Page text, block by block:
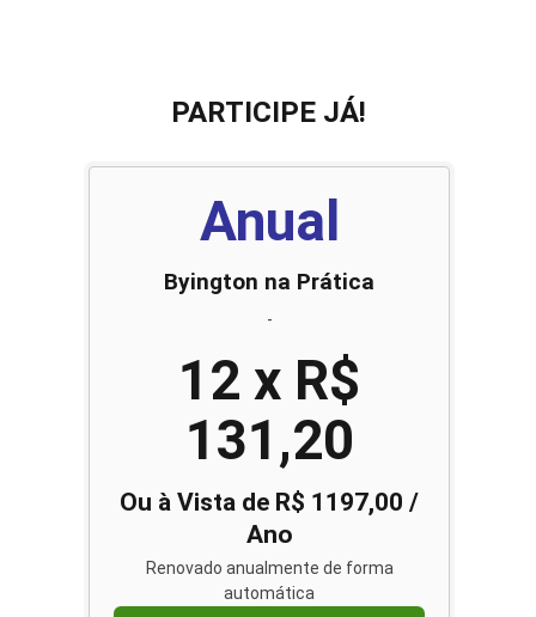
PARTICIPE JÁ!
Anual
Byington na Prática
-
12 x R$
131,20
Ou à Vista de R$ 1197,00 /
Ano
Renovado anualmente de forma
automática